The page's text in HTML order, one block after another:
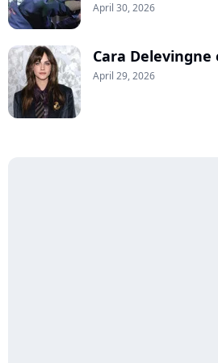
April 30, 2026
Cara
April 29, 2026